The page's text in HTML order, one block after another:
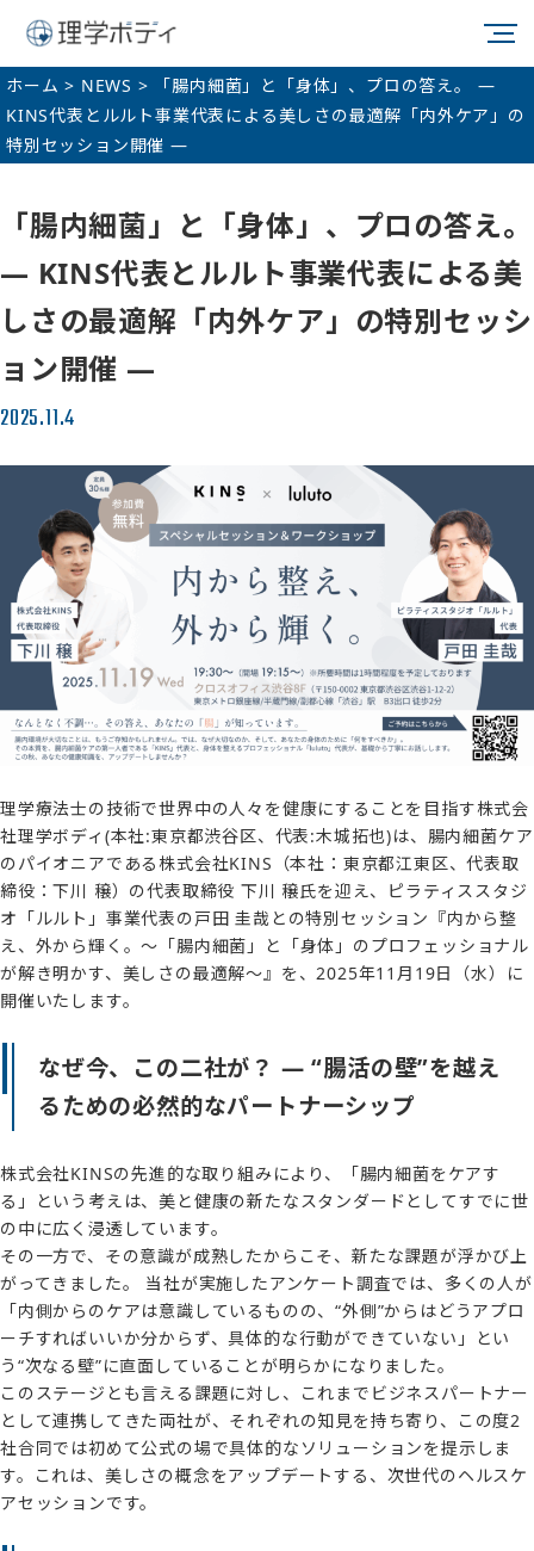
ホーム > NEWS >
「腸内細菌」と「身体」、プロの答え。 ―
KINS代表とルルト事業代表による美しさの最適解「内外ケア」の
特別セッション開催 ―
「腸内細菌」と「身体」、プロの答え。
― KINS代表とルルト事業代表による美
しさの最適解「内外ケア」の特別セッシ
ョン開催 ―
2025.11.4
理学療法士の技術で世界中の人々を健康にすることを目指す株式会
社理学ボディ(本社:東京都渋谷区、代表:木城拓也)は、腸内細菌ケア
のパイオニアである株式会社KINS（本社：東京都江東区、代表取
締役：下川 穣）の代表取締役 下川 穣氏を迎え、ピラティススタジ
オ「ルルト」事業代表の戸田 圭哉との特別セッション『内から整
え、外から輝く。～「腸内細菌」と「身体」のプロフェッショナル
が解き明かす、美しさの最適解〜』を、2025年11月19日（水）に
開催いたします。
なぜ今、この二社が？ ― “腸活の壁”を越え
るための必然的なパートナーシップ
株式会社KINSの先進的な取り組みにより、「腸内細菌をケアす
る」という考えは、美と健康の新たなスタンダードとしてすでに世
の中に広く浸透しています。
その一方で、その意識が成熟したからこそ、新たな課題が浮かび上
がってきました。 当社が実施したアンケート調査では、多くの人が
「内側からのケアは意識しているものの、“外側”からはどうアプロ
ーチすればいいか分からず、具体的な行動ができていない」とい
う“次なる壁”に直面していることが明らかになりました。
このステージとも言える課題に対し、これまでビジネスパートナー
として連携してきた両社が、それぞれの知見を持ち寄り、この度2
社合同では初めて公式の場で具体的なソリューションを提示しま
す。これは、美しさの概念をアップデートする、次世代のヘルスケ
アセッションです。